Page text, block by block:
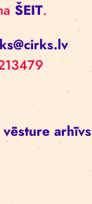
ŠEIT.
vēsture arhīvs